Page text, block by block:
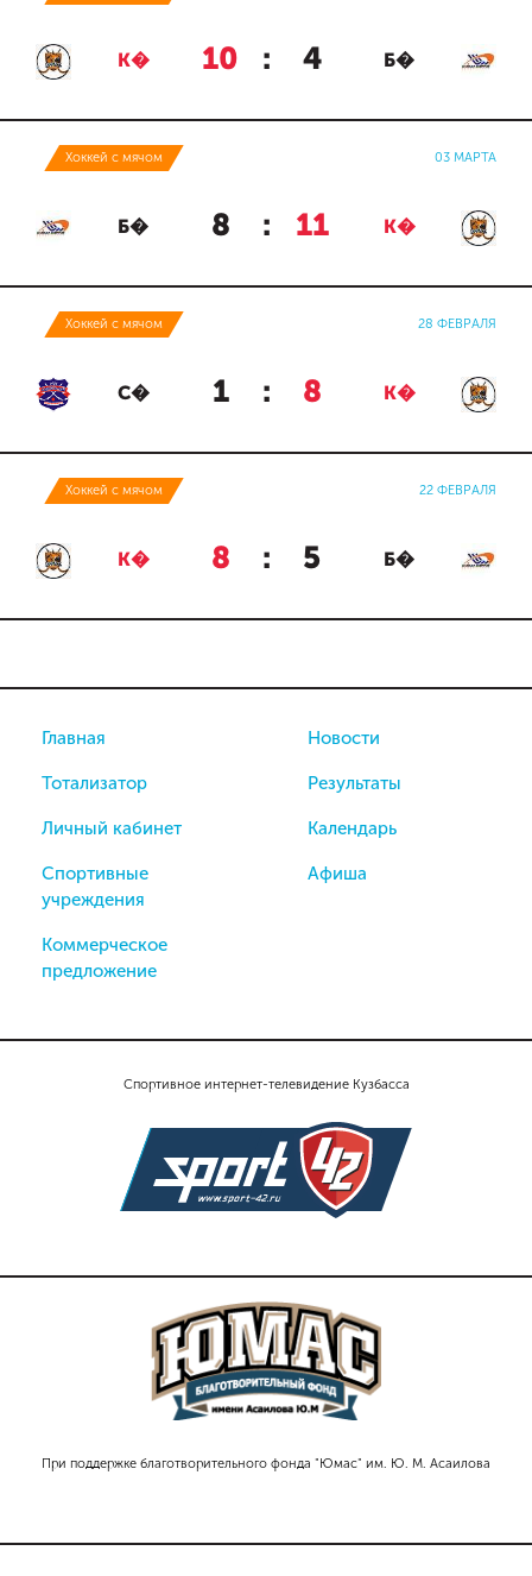
К� 10 : 4 Б�
Хоккей с мячом 03 МАРТА
Б� 8 : 11 К�
Хоккей с мячом 28 ФЕВРАЛЯ
С� 1 : 8 К�
Хоккей с мячом 22 ФЕВРАЛЯ
К� 8 : 5 Б�
Спортивное интернет-телевидение Кузбасса
При поддержке благотворительного фонда "Юмас" им. Ю. М. Асаилова
Главная
Тотализатор
Личный кабинет
Спортивные
учреждения
Коммерческое
предложение
Новости
Результаты
Календарь
Афиша